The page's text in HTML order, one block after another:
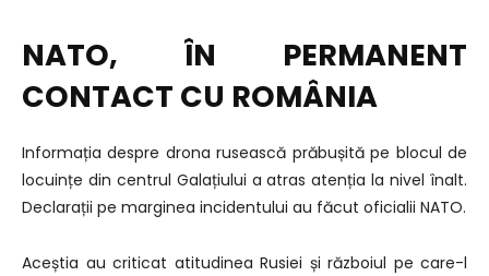
NATO, ÎN PERMANENT
CONTACT CU ROMÂNIA
Informația despre drona rusească prăbușită pe blocul de
locuințe din centrul Galațiului a atras atenția la nivel înalt.
Declarații pe marginea incidentului au făcut oficialii NATO.
Aceștia au criticat atitudinea Rusiei și războiul pe care-l